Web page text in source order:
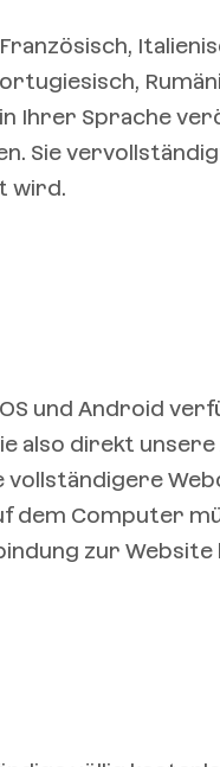
Ihrer Sprache
Sie
wird.
und Android
also direkt
dem Computer
zur Website